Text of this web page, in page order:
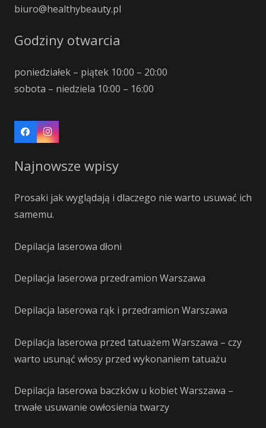
biuro@healthybeauty.pl
Godziny otwarcia
poniedziałek – piątek 10:00 – 20:00
sobota – niedziela 10:00 – 16:00
Najnowsze wpisy
Prosaki jak wyglądają i dlaczego nie warto usuwać ich
samemu.
Depilacja laserowa dłoni
Depilacja laserowa przedramion Warszawa
Depilacja laserowa rąk i przedramion Warszawa
Depilacja laserowa przed tatuażem Warszawa – czy
warto usunąć włosy przed wykonaniem tatuażu
Depilacja laserowa baczków u kobiet Warszawa –
trwałe usuwanie owłosienia twarzy